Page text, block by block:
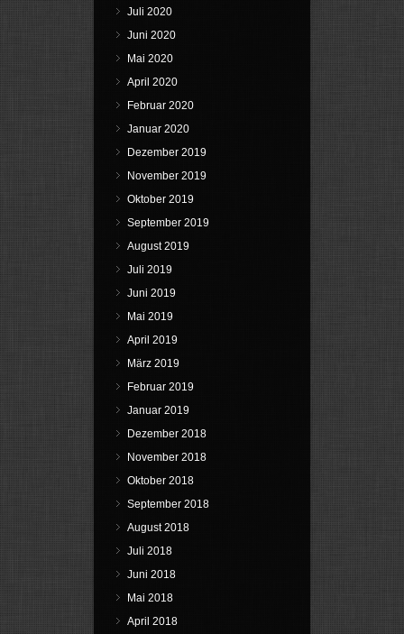
Juli 2020
Juni 2020
Mai 2020
April 2020
Februar 2020
Januar 2020
Dezember 2019
November 2019
Oktober 2019
September 2019
August 2019
Juli 2019
Juni 2019
Mai 2019
April 2019
März 2019
Februar 2019
Januar 2019
Dezember 2018
November 2018
Oktober 2018
September 2018
August 2018
Juli 2018
Juni 2018
Mai 2018
April 2018